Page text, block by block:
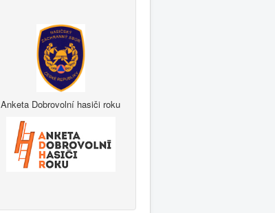
Anketa Dobrovolní hasiči roku